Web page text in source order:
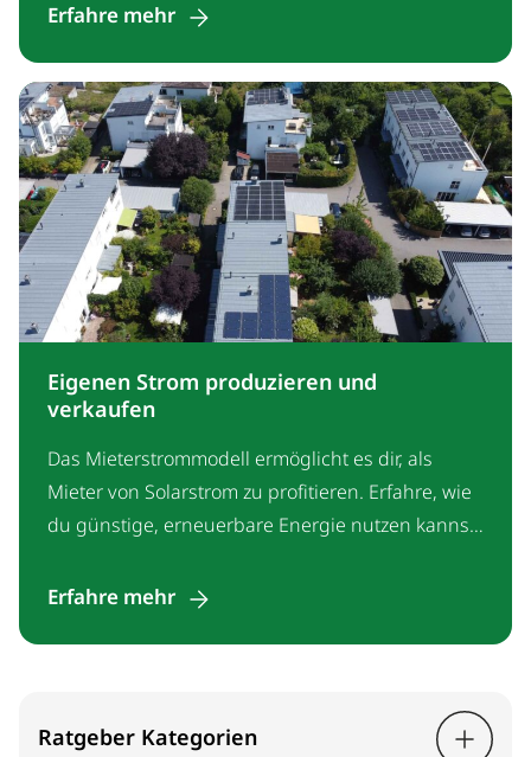
Erfahre mehr
Eigenen Strom produzieren und
verkaufen
Das Mieterstrommodell ermöglicht es dir, als
Mieter von Solarstrom zu profitieren. Erfahre, wie
du günstige, erneuerbare Energie nutzen kannst,
Erfahre mehr
Ratgeber Kategorien